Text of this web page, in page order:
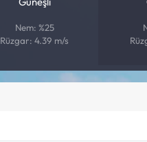
Nem: %25
Rüzgar: 4.39 m/s